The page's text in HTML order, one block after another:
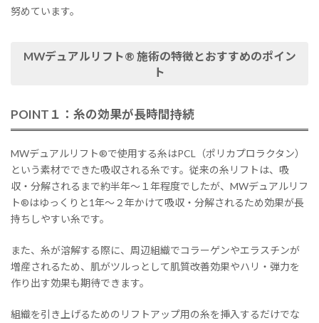
努めています。
MWデュアルリフト® 施術の特徴とおすすめのポイン
ト
POINT１：糸の効果が長時間持続
MWデュアルリフト®で使用する糸はPCL（ポリカプロラクタン）
という素材でできた吸収される糸です。従来の糸リフトは、吸
収・分解されるまで約半年～１年程度でしたが、MWデュアルリフ
ト®はゆっくりと1年～２年かけて吸収・分解されるため効果が長
持ちしやすい糸です。
また、糸が溶解する際に、周辺組織でコラーゲンやエラスチンが
増産されるため、肌がツルっとして肌質改善効果やハリ・弾力を
作り出す効果も期待できます。
組織を引き上げるためのリフトアップ用の糸を挿入するだけでな